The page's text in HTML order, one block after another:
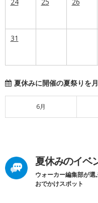
31
夏休みに開催の夏祭りを
6月
夏休みのイベ
ウォーカー編集部が選
おでかけスポット